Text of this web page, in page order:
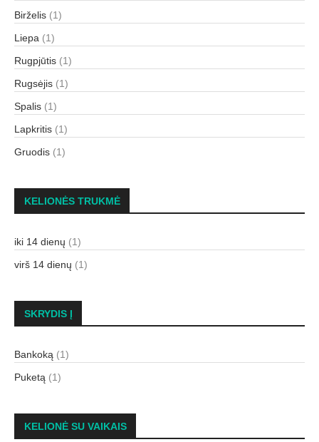
Birželis (1)
Liepa (1)
Rugpjūtis (1)
Rugsėjis (1)
Spalis (1)
Lapkritis (1)
Gruodis (1)
KELIONĖS TRUKMĖ
iki 14 dienų (1)
virš 14 dienų (1)
SKRYDIS Į
Bankoką (1)
Puketą (1)
KELIONĖ SU VAIKAIS